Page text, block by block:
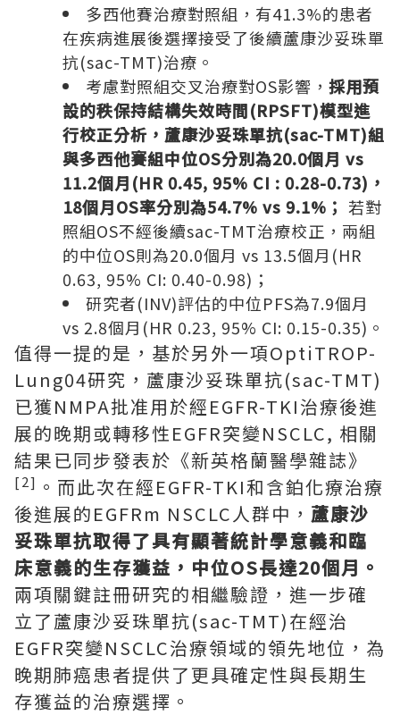
多西他賽治療對照組，有41.3%的患者
在疾病進展後選擇接受了後續蘆康沙妥珠單
抗(sac-TMT)治療。
考慮對照組交叉治療對OS影響， 採用預
設的秩保持結構失效時間(RPSFT)模型進
行校正分析，蘆康沙妥珠單抗(sac-TMT)組
與多西他賽組中位OS分別為20.0個月 vs
11.2個月(HR 0.45, 95% CI : 0.28-0.73)，
18個月OS率分別為54.7% vs 9.1%； 若對
照組OS不經後續sac-TMT治療校正，兩組
的中位OS則為20.0個月 vs 13.5個月(HR
0.63, 95% CI: 0.40-0.98)；
研究者(INV)評估的中位PFS為7.9個月
vs 2.8個月(HR 0.23, 95% CI: 0.15-0.35)。
值得一提的是，基於另外一項OptiTROP-
Lung04研究，蘆康沙妥珠單抗(sac-TMT)
已獲NMPA批准用於經EGFR-TKI治療後進
展的晚期或轉移性EGFR突變NSCLC, 相關
結果已同步發表於《新英格蘭醫學雜誌》
[2] 。而此次在經EGFR-TKI和含鉑化療治療
後進展的EGFRm NSCLC人群中， 蘆康沙
妥珠單抗取得了具有顯著統計學意義和臨
床意義的生存獲益，中位OS長達20個月。
兩項關鍵註冊研究的相繼驗證，進一步確
立了蘆康沙妥珠單抗(sac-TMT)在經治
EGFR突變NSCLC治療領域的領先地位，為
晚期肺癌患者提供了更具確定性與長期生
存獲益的治療選擇。